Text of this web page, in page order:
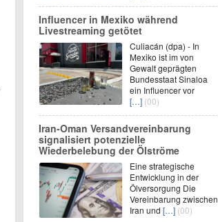
Influencer in Mexiko während
Livestreaming getötet
Culiacán (dpa) - In
Mexiko ist im von
Gewalt geprägten
Bundesstaat Sinaloa
ein Influencer vor
[…] (00)
Iran-Oman Versandvereinbarung
signalisiert potenzielle
Wiederbelebung der Ölströme
Eine strategische
Entwicklung in der
Ölversorgung Die
Vereinbarung zwischen
Iran und […] (00)